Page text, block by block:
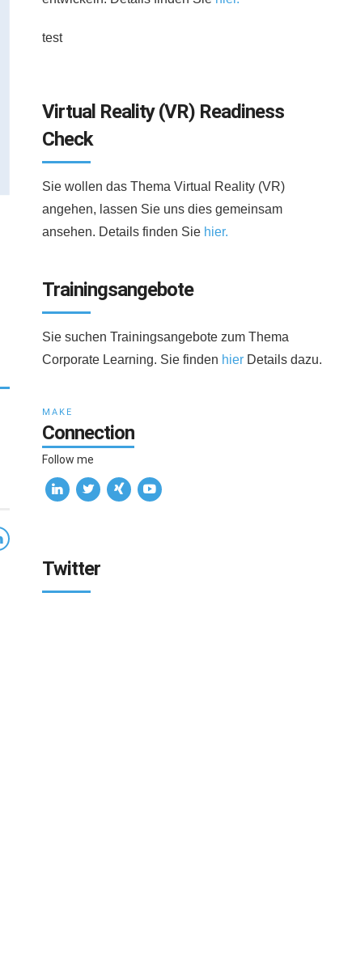
test
Virtual Reality (VR) Readiness
Check
Sie wollen das Thema Virtual Reality (VR)
angehen, lassen Sie uns dies gemeinsam
ansehen. Details finden Sie hier.
Trainingsangebote
Sie suchen Trainingsangebote zum Thema
Corporate Learning. Sie finden hierDetails dazu.
MAKE
Connection
Follow me
Twitter